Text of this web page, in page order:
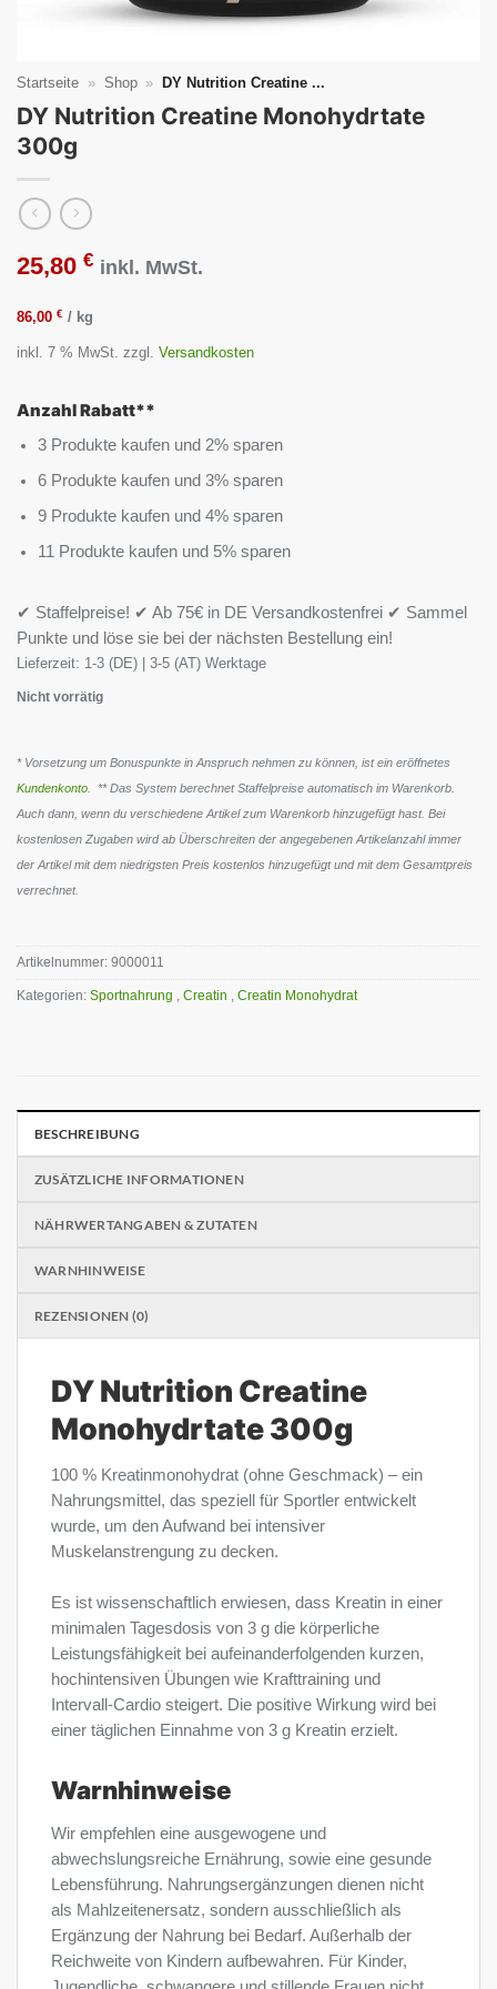
Startseite » Shop » DY Nutrition Creatine ...
DY Nutrition Creatine Monohydrtate
300g
25,80 € inkl. MwSt.
86,00 € / kg
inkl. 7 % MwSt. zzgl. Versandkosten
Anzahl Rabatt**
3 Produkte kaufen und 2% sparen
6 Produkte kaufen und 3% sparen
9 Produkte kaufen und 4% sparen
11 Produkte kaufen und 5% sparen
✔ Staffelpreise! ✔ Ab 75€ in DE Versandkostenfrei ✔ Sammel
Punkte und löse sie bei der nächsten Bestellung ein!
Lieferzeit: 1-3 (DE) | 3-5 (AT) Werktage
Nicht vorrätig
* Vorsetzung um Bonuspunkte in Anspruch nehmen zu können, ist ein eröffnetes
Kundenkonto . ** Das System berechnet Staffelpreise automatisch im Warenkorb.
Auch dann, wenn du verschiedene Artikel zum Warenkorb hinzugefügt hast. Bei
kostenlosen Zugaben wird ab Überschreiten der angegebenen Artikelanzahl immer
der Artikel mit dem niedrigsten Preis kostenlos hinzugefügt und mit dem Gesamtpreis
verrechnet.
Artikelnummer: 9000011
Kategorien: Sportnahrung , Creatin , Creatin Monohydrat
BESCHREIBUNG
ZUSÄTZLICHE INFORMATIONEN
NÄHRWERTANGABEN & ZUTATEN
WARNHINWEISE
REZENSIONEN (0)
DY Nutrition Creatine
Monohydrtate 300g
100 % Kreatinmonohydrat (ohne Geschmack) – ein
Nahrungsmittel, das speziell für Sportler entwickelt
wurde, um den Aufwand bei intensiver
Muskelanstrengung zu decken.
Es ist wissenschaftlich erwiesen, dass Kreatin in einer
minimalen Tagesdosis von 3 g die körperliche
Leistungsfähigkeit bei aufeinanderfolgenden kurzen,
hochintensiven Übungen wie Krafttraining und
Intervall-Cardio steigert. Die positive Wirkung wird bei
einer täglichen Einnahme von 3 g Kreatin erzielt.
Warnhinweise
Wir empfehlen eine ausgewogene und
abwechslungsreiche Ernährung, sowie eine gesunde
Lebensführung. Nahrungsergänzungen dienen nicht
als Mahlzeitenersatz, sondern ausschließlich als
Ergänzung der Nahrung bei Bedarf. Außerhalb der
Reichweite von Kindern aufbewahren. Für Kinder,